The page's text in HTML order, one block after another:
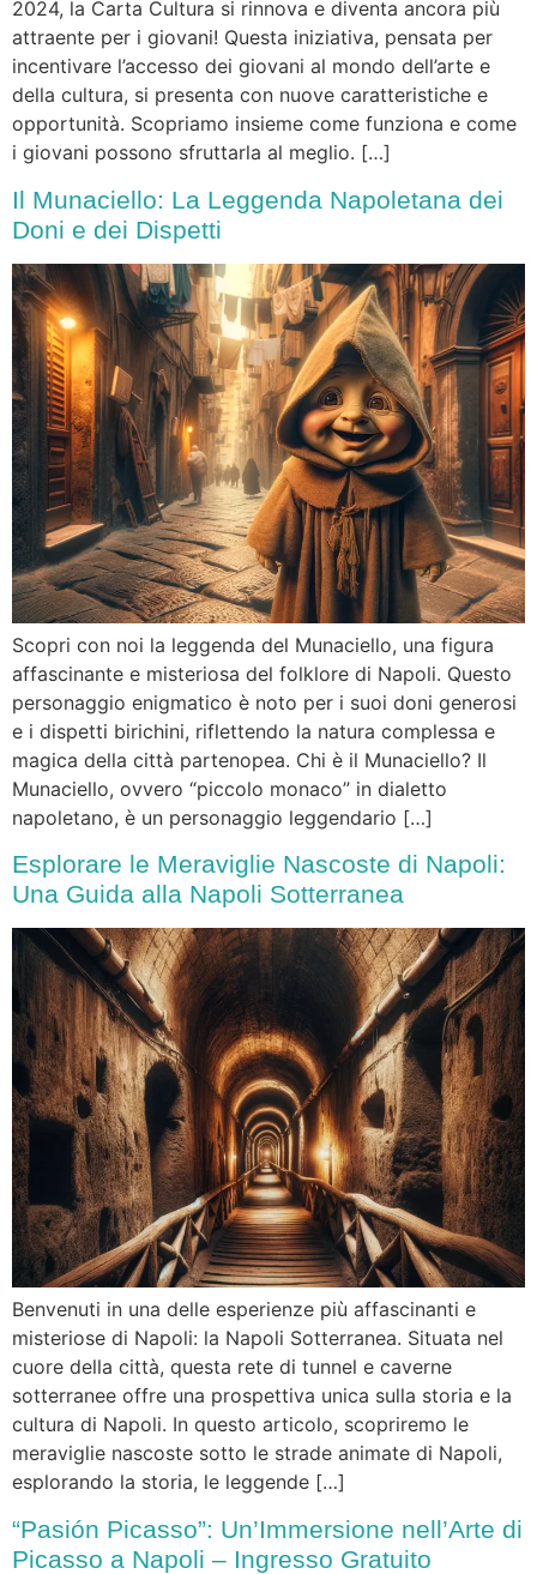
2024, la Carta Cultura si rinnova e diventa ancora più
attraente per i giovani! Questa iniziativa, pensata per
incentivare l’accesso dei giovani al mondo dell’arte e
della cultura, si presenta con nuove caratteristiche e
opportunità. Scopriamo insieme come funziona e come
i giovani possono sfruttarla al meglio. […]
Il Munaciello: La Leggenda Napoletana dei
Doni e dei Dispetti
Scopri con noi la leggenda del Munaciello, una figura
affascinante e misteriosa del folklore di Napoli. Questo
personaggio enigmatico è noto per i suoi doni generosi
e i dispetti birichini, riflettendo la natura complessa e
magica della città partenopea. Chi è il Munaciello? Il
Munaciello, ovvero “piccolo monaco” in dialetto
napoletano, è un personaggio leggendario […]
Esplorare le Meraviglie Nascoste di Napoli:
Una Guida alla Napoli Sotterranea
Benvenuti in una delle esperienze più affascinanti e
misteriose di Napoli: la Napoli Sotterranea. Situata nel
cuore della città, questa rete di tunnel e caverne
sotterranee offre una prospettiva unica sulla storia e la
cultura di Napoli. In questo articolo, scopriremo le
meraviglie nascoste sotto le strade animate di Napoli,
esplorando la storia, le leggende […]
“Pasión Picasso”: Un’Immersione nell’Arte di
Picasso a Napoli – Ingresso Gratuito